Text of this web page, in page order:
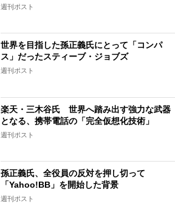
週刊ポスト
世界を目指した孫正義氏にとって「コンパ
ス」だったスティーブ・ジョブズ
週刊ポスト
楽天・三木谷氏 世界へ踏み出す強力な武器
となる、携帯電話の「完全仮想化技術」
週刊ポスト
孫正義氏、全役員の反対を押し切って
「Yahoo!BB」を開始した背景
週刊ポスト